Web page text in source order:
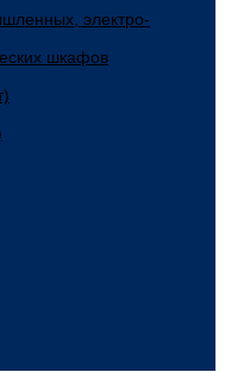
электро-
шкафов